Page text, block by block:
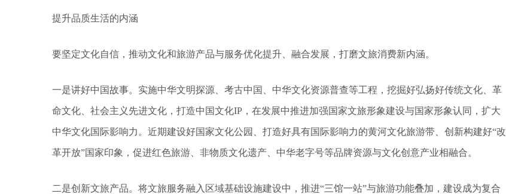
提升品质生活的内涵
要坚定文化自信，推动文化和旅游产品与服务优化提升、融合发展，打磨文旅消费新内涵。
一是讲好中国故事。实施中华文明探源、考古中国、中华文化资源普查等工程，挖掘好弘扬好传统文化、革
命文化、社会主义先进文化，打造中国文化IP，在发展中推进加强国家文旅形象建设与国家形象认同，扩大
中华文化国际影响力。近期建设好国家文化公园、打造好具有国际影响力的黄河文化旅游带、创新构建好“改
革开放”国家印象，促进红色旅游、非物质文化遗产、中华老字号等品牌资源与文化创意产业相融合。
二是创新文旅产品。将文旅服务融入区域基础设施建设中，推进“三馆一站”与旅游功能叠加，建设成为复合